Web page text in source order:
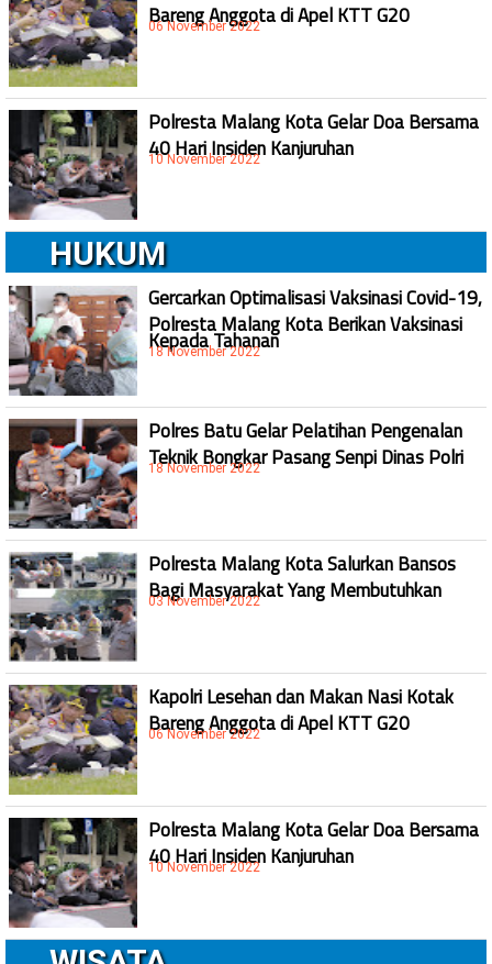
Bareng Anggota di Apel KTT G20
06 November 2022
Polresta Malang Kota Gelar Doa Bersama
40 Hari Insiden Kanjuruhan
10 November 2022
HUKUM
Gercarkan Optimalisasi Vaksinasi Covid-19,
Polresta Malang Kota Berikan Vaksinasi
Kepada Tahanan
18 November 2022
Polres Batu Gelar Pelatihan Pengenalan
Teknik Bongkar Pasang Senpi Dinas Polri
18 November 2022
Polresta Malang Kota Salurkan Bansos
Bagi Masyarakat Yang Membutuhkan
03 November 2022
Kapolri Lesehan dan Makan Nasi Kotak
Bareng Anggota di Apel KTT G20
06 November 2022
Polresta Malang Kota Gelar Doa Bersama
40 Hari Insiden Kanjuruhan
10 November 2022